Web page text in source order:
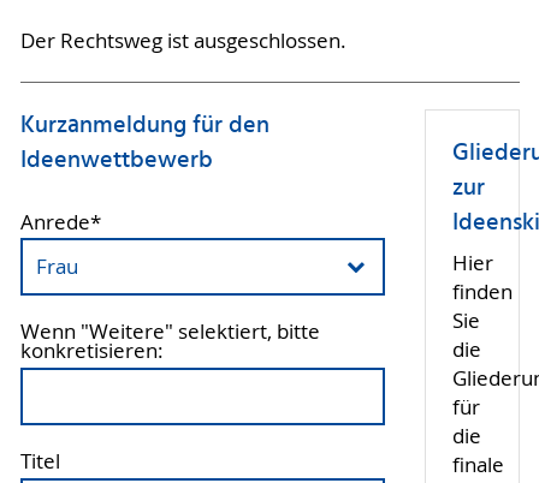
Der Rechtsweg ist ausgeschlossen.
Kurzanmeldung für den
Ideenwettbewerb
Anrede*
Wenn "Weitere" selektiert, bitte
konkretisieren:
Titel
zur
Hier
finden
Sie
die
für
die
finale